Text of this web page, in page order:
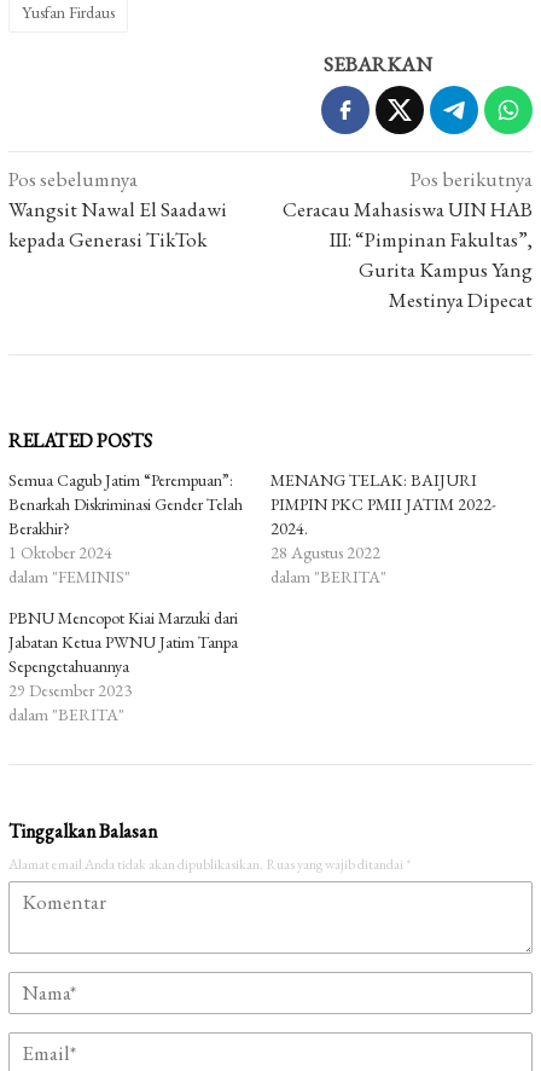
Yusfan Firdaus
SEBARKAN
Navigasi
pos
Pos sebelumnya
Wangsit Nawal El Saadawi
kepada Generasi TikTok
Pos berikutnya
Ceracau Mahasiswa UIN HAB
III: “Pimpinan Fakultas”,
Gurita Kampus Yang
Mestinya Dipecat
RELATED POSTS
Semua Cagub Jatim “Perempuan”:
Benarkah Diskriminasi Gender Telah
Berakhir?
1 Oktober 2024
dalam "FEMINIS"
MENANG TELAK: BAIJURI
PIMPIN PKC PMII JATIM 2022-
2024.
28 Agustus 2022
dalam "BERITA"
PBNU Mencopot Kiai Marzuki dari
Jabatan Ketua PWNU Jatim Tanpa
Sepengetahuannya
29 Desember 2023
dalam "BERITA"
Tinggalkan Balasan
Alamat email Anda tidak akan dipublikasikan. Ruas yang wajib ditandai *